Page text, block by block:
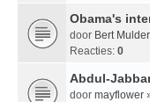
Obama's
door Bert Mulder
Reacties: 0
Abdul-
door mayflower